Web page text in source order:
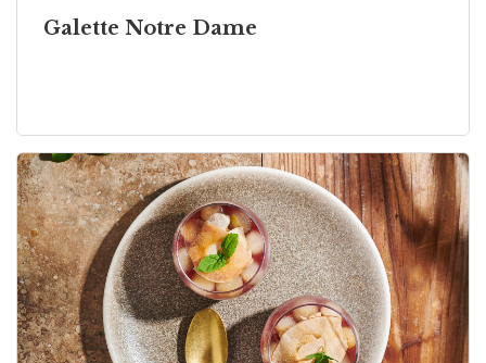
Galette Notre Dame